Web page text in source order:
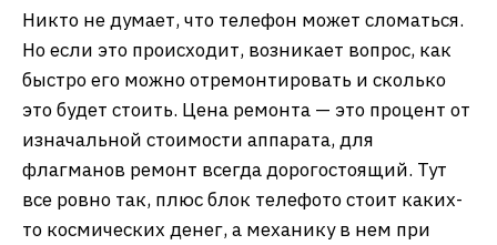
Никто не думает, что телефон может сломаться.
Но если это происходит, возникает вопрос, как
быстро его можно отремонтировать и сколько
это будет стоить. Цена ремонта — это процент от
изначальной стоимости аппарата, для
флагманов ремонт всегда дорогостоящий. Тут
все ровно так, плюс блок телефото стоит каких-
то космических денег, а механику в нем при